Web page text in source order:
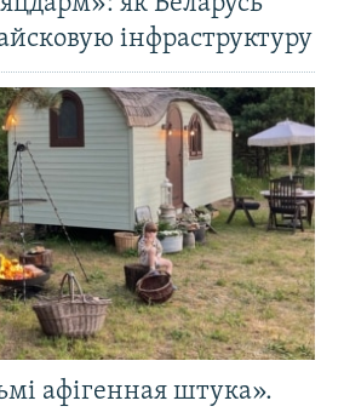
інфраструктуру
афігенная штука».